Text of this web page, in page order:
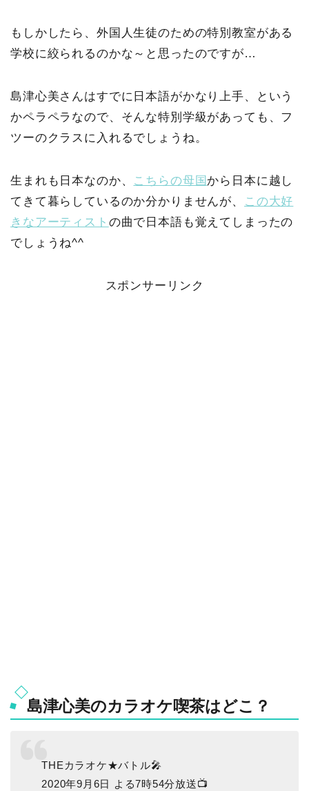
もしかしたら、外国人生徒のための特別教室がある
学校に絞られるのかな～と思ったのですが…
島津心美さんはすでに日本語がかなり上手、という
かペラペラなので、そんな特別学級があっても、フ
ツーのクラスに入れるでしょうね。
生まれも日本なのか、 こちらの母国 から日本に越し
てきて暮らしているのか分かりませんが、
この大好
きなアーティスト の曲で日本語も覚えてしまったの
でしょうね^^
スポンサーリンク
島津心美のカラオケ喫茶はどこ？
THEカラオケ★バトル🎤
2020年9月6日 よる7時54分放送📺